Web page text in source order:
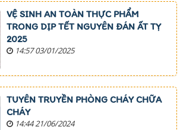
VỆ SINH AN TOÀN THỰC PHẨM
TRONG DỊP TẾT NGUYÊN ĐÁN ẤT TỴ
2025
14:57 03/01/2025
TUYÊN TRUYỀN PHÒNG CHÁY CHỮA
CHÁY
14:44 21/06/2024